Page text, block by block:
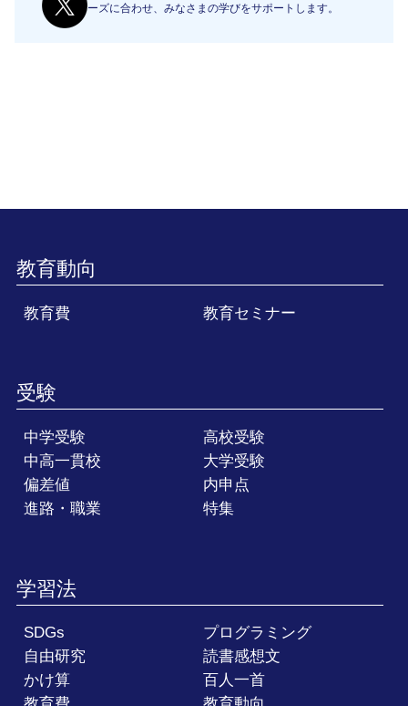
ーズに合わせ、みなさまの学びをサポートします。
教育動向
教育費 教育セミナー
受験
中学受験
高校受験
中高一貫校
大学受験
偏差値
内申点
進路・職業
特集
学習法
SDGs
プログラミング
自由研究
読書感想文
かけ算
百人一首